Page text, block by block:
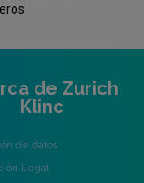
de Zurich
Klinc
de datos
Legal